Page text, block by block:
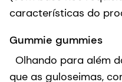
características do
Gummie gummies
Olhando para além
que as guloseimas,